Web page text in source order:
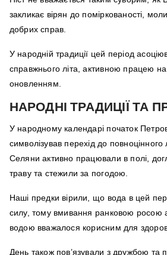
закликає вірян до поміркованості,
добрих справ.
У народній традиції цей період
справжнього літа, активною працею
оновленням.
НАРОДНІ ТРАДИЦІЇ ТА
У народному календарі початок
символізував перехід до повноцінного
Селяни активно працювали в полі,
траву та стежили за погодою.
Наші предки вірили, що вода в цей
силу, тому вмивання ранковою росою
водою вважалося корисним для
День також пов’язували з дружбою та